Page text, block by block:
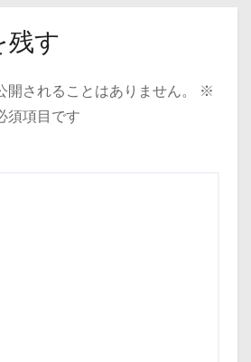
残す
されることはありません。
※
須項目です